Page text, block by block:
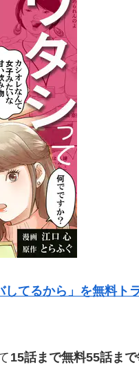
してるから」を無料ト
15話まで無料55話ま